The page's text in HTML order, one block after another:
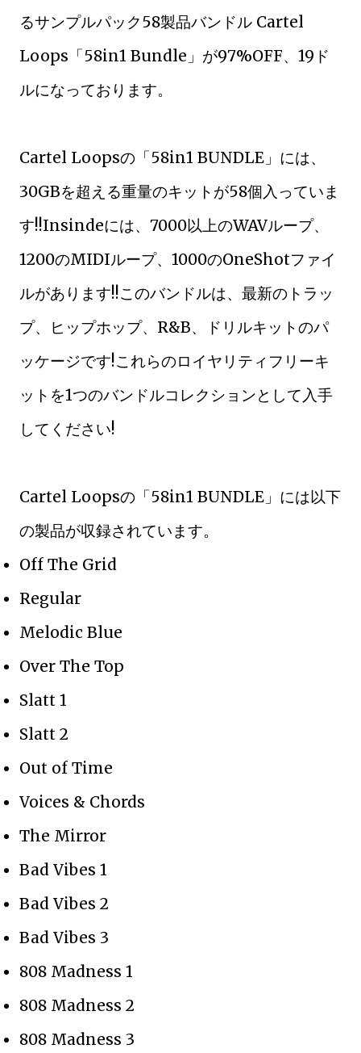
るサンプルパック58製品バンドル Cartel
Loops「58in1 Bundle」が97%OFF、19ド
ルになっております。
Cartel Loopsの「58in1 BUNDLE」には、
30GBを超える重量のキットが58個入っていま
す!!Insindeには、7000以上のWAVループ、
1200のMIDIループ、1000のOneShotファイ
ルがあります!!このバンドルは、最新のトラッ
プ、ヒップホップ、R&B、ドリルキットのパ
ッケージです!これらのロイヤリティフリーキ
ットを1つのバンドルコレクションとして入手
してください!
Cartel Loopsの「58in1 BUNDLE」には以下
の製品が収録されています。
Off The Grid
Regular
Melodic Blue
Over The Top
Slatt 1
Slatt 2
Out of Time
Voices & Chords
The Mirror
Bad Vibes 1
Bad Vibes 2
Bad Vibes 3
808 Madness 1
808 Madness 2
808 Madness 3